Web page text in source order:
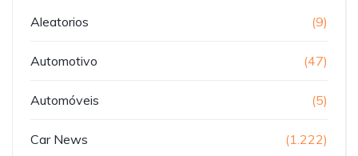
Aleatorios (9)
Automotivo (47)
Automóveis (5)
Car News (1.222)